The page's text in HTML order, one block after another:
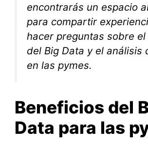
encontrarás un espacio
para compartir
hacer preguntas sobre
del Big Data y el análisis
en las pymes.
Beneficios del
Data para las